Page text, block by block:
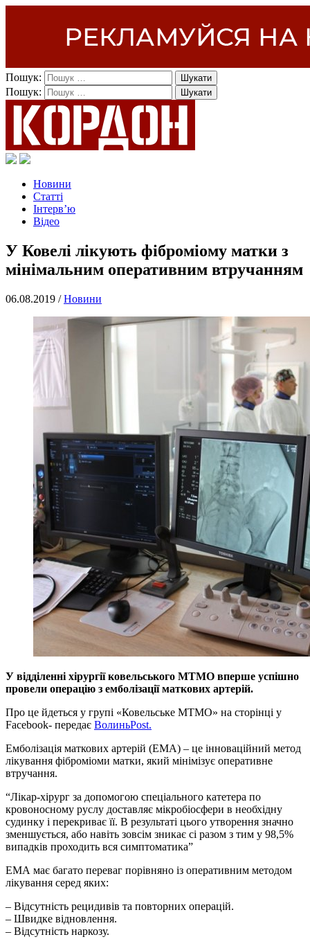
Пошук:
Пошук:
Новини
Статті
Інтерв’ю
Відео
У Ковелі лікують фіброміому матки з
мінімальним оперативним втручанням
06.08.2019 /Новини
У відділенні хірургії ковельського МТМО вперше успішно
провели операцію з емболізації маткових артерій.
Про це йдеться у групі «Ковельське МТМО» на сторінці у
Facebook- передає ВолиньPost.
Емболізація маткових артерій (ЕМА) – це інноваційний метод
лікування фіброміоми матки, який мінімізує оперативне
втручання.
“Лікар-хірург за допомогою спеціального катетера по
кровоносному руслу доставляє мікробіосфери в необхідну
судинку і перекриває її. В результаті цього утворення значно
зменшується, або навіть зовсім зникає сі разом з тим у 98,5%
випадків проходить вся симптоматика”
ЕМА має багато переваг порівняно із оперативним методом
лікування серед яких:
– Відсутність рецидивів та повторних операцій.
– Швидке відновлення.
– Відсутність наркозу.